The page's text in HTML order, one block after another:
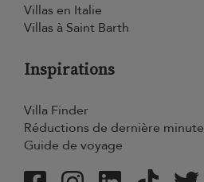
Villas en Italie
Villas à Saint Barth
Inspirations
Villa Finder
Réductions de dernière minute
Guide de voyage